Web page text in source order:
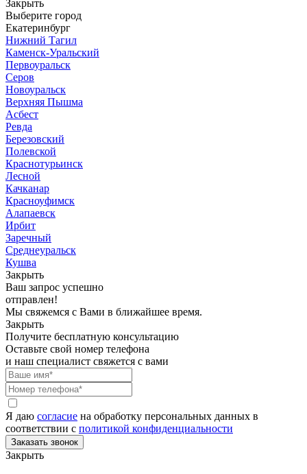
Закрыть
Выберите город
Екатеринбург
Нижний Тагил
Каменск-Уральский
Первоуральск
Серов
Новоуральск
Верхняя Пышма
Асбест
Ревда
Березовский
Полевской
Краснотурьинск
Лесной
Качканар
Красноуфимск
Алапаевск
Ирбит
Заречный
Среднеуральск
Кушва
Закрыть
Ваш запрос успешно
отправлен!
Мы свяжемся с Вами в ближайшее время.
Закрыть
Получите бесплатную консультацию
Оставьте свой номер телефона
и наш специалист свяжется с вами
Я даю согласие на обработку персональных данных в
соответствии с политикой конфиденциальности
Закрыть